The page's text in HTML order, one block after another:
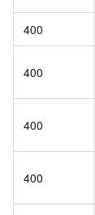
400
400
400
400